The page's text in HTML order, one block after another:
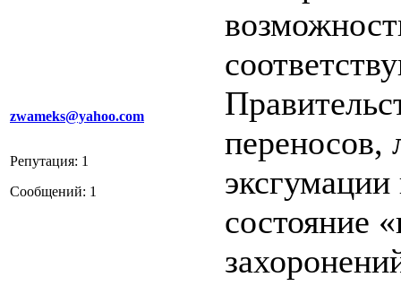
zwameks@yahoo.com
Репутация: 1
Сообщений: 1
переносов,
состояние